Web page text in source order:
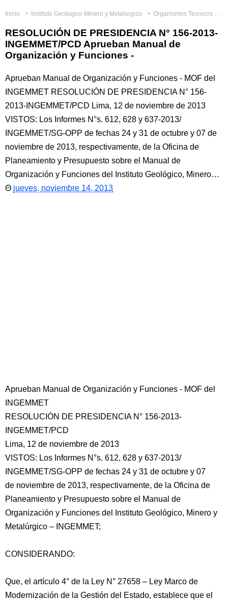
Inicio Instituto Geologico Minero y Metalurgico Organismos Tecnicos Especializados
RESOLUCIÓN DE PRESIDENCIA N° 156-2013-
INGEMMET/PCD Aprueban Manual de
Organización y Funciones -
Aprueban Manual de Organización y Funciones - MOF del
INGEMMET RESOLUCIÓN DE PRESIDENCIA N° 156-
2013-INGEMMET/PCD Lima, 12 de noviembre de 2013
VISTOS: Los Informes N°s. 612, 628 y 637-2013/
INGEMMET/SG-OPP de fechas 24 y 31 de octubre y 07 de
noviembre de 2013, respectivamente, de la Oficina de
Planeamiento y Presupuesto sobre el Manual de
Organización y Funciones del Instituto Geológico, Minero…
jueves, noviembre 14, 2013
Aprueban Manual de Organización y Funciones - MOF del
INGEMMET
RESOLUCIÓN DE PRESIDENCIA N° 156-2013-
INGEMMET/PCD
Lima, 12 de noviembre de 2013
VISTOS: Los Informes N°s. 612, 628 y 637-2013/
INGEMMET/SG-OPP de fechas 24 y 31 de octubre y 07
de noviembre de 2013, respectivamente, de la Oficina de
Planeamiento y Presupuesto sobre el Manual de
Organización y Funciones del Instituto Geológico, Minero y
Metalúrgico – INGEMMET;
CONSIDERANDO:
Que, el artículo 4° de la Ley N° 27658 – Ley Marco de
Modernización de la Gestión del Estado, establece que el